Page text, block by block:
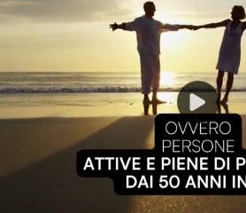
P
l
L